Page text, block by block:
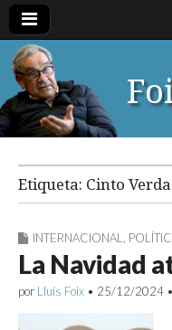
Etiqueta: Cinto
INTERNACIONAL
La Navidad
por Lluís Foix • 25/12/2024 •